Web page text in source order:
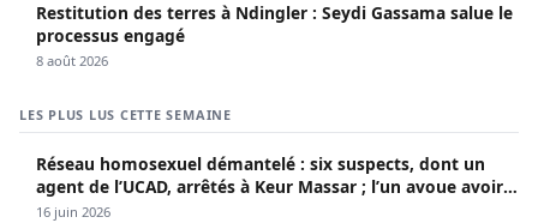
Restitution des terres à Ndingler : Seydi Gassama salue le
processus engagé
8 août 2026
LES PLUS LUS CETTE SEMAINE
Réseau homosexuel démantelé : six suspects, dont un
agent de l’UCAD, arrêtés à Keur Massar ; l’un avoue avoir
propagé le VIH depuis 2018
16 juin 2026